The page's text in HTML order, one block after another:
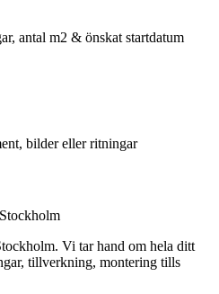
antal m2 & önskat startdatum
bilder eller ritningar
Vi tar hand om hela ditt
tillverkning, montering tills